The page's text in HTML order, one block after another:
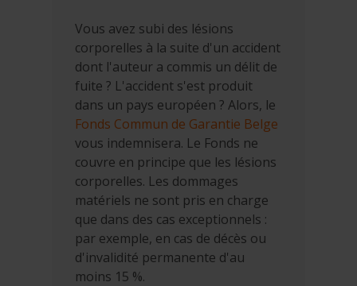
Vous avez subi des lésions
corporelles à la suite d'un accident
dont l'auteur a commis un délit de
fuite ? L'accident s'est produit
dans un pays européen ? Alors, le
Fonds Commun de Garantie Belge
vous indemnisera. Le Fonds ne
couvre en principe que les lésions
corporelles. Les dommages
matériels ne sont pris en charge
que dans des cas exceptionnels :
par exemple, en cas de décès ou
d'invalidité permanente d'au
moins 15 %.